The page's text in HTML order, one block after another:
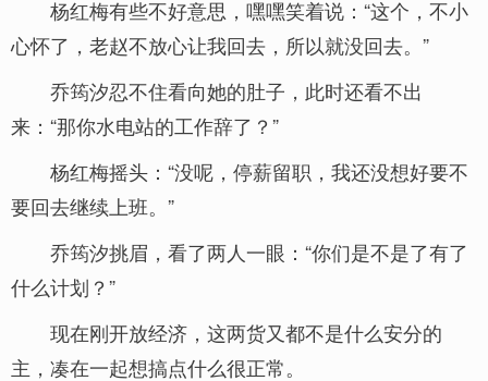
杨红梅有些不好意思，嘿嘿笑着说：“这个，不小
心怀了，老赵不放心让我回去，所以就没回去。”
乔筠汐忍不住看向她的肚子，此时还看不出
来：“那你水电站的工作辞了？”
杨红梅摇头：“没呢，停薪留职，我还没想好要不
要回去继续上班。”
乔筠汐挑眉，看了两人一眼：“你们是不是了有了
什么计划？”
现在刚开放经济，这两货又都不是什么安分的
主，凑在一起想搞点什么很正常。